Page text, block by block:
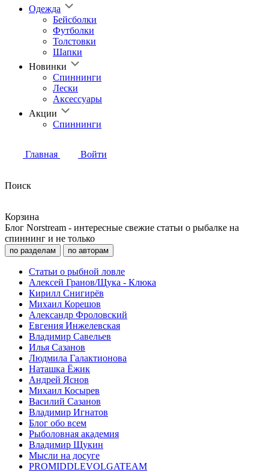
Одежда
Бейсболки
Футболки
Толстовки
Шапки
Новинки
Спиннинги
Лески
Аксессуары
Акции
Спиннинги
Главная Войти
Поиск
Корзина
Блог Norstream - интересные свежие статьи о рыбалке на
спиннинг и не только
по разделам по авторам
Статьи о рыбной ловле
Алексей Гранов/Щука - Клюка
Кирилл Снигирёв
Михаил Корешов
Александр Фроловский
Евгения Инжелевская
Владимир Савельев
Илья Сазанов
Людмила Галактионова
Наташка Ёжик
Андрей Яснов
Михаил Косырев
Василий Сазанов
Владимир Игнатов
Блог обо всем
Рыболовная академия
Владимир Щукин
Мысли на досуге
PROMIDDLEVOLGATEAM